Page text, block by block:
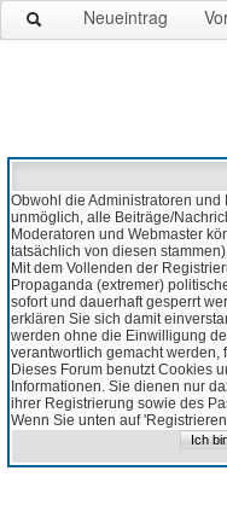
Neueintrag
Obwohl die Administratoren
unmöglich, alle Beiträge/
Moderatoren und Webmaster
tatsächlich von diesen
Mit dem Vollenden der
Propaganda (extremer)
sofort und dauerhaft gesperrt
erklären Sie sich damit
werden ohne die Einwilligung
verantwortlich gemacht werden,
Dieses Forum benutzt Cookies
Informationen. Sie dienen nur
ihrer Registrierung sowie des
Wenn Sie unten auf